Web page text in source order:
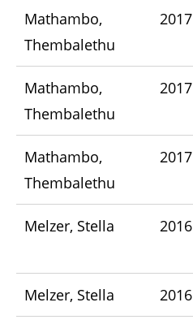
Mathambo,
Thembalethu
2017
Mathambo,
Thembalethu
2017
Mathambo,
Thembalethu
2017
Melzer, Stella 2016
Melzer, Stella 2016